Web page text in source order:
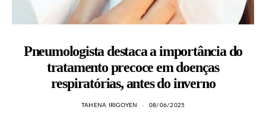
Pneumologista destaca a importância do
tratamento precoce em doenças
respiratórias, antes do inverno
TAHENA IRIGOYEN 08/06/2025